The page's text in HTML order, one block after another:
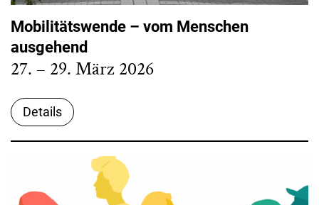
Mobilitätswende – vom Menschen
ausgehend
27. – 29. März 2026
Details